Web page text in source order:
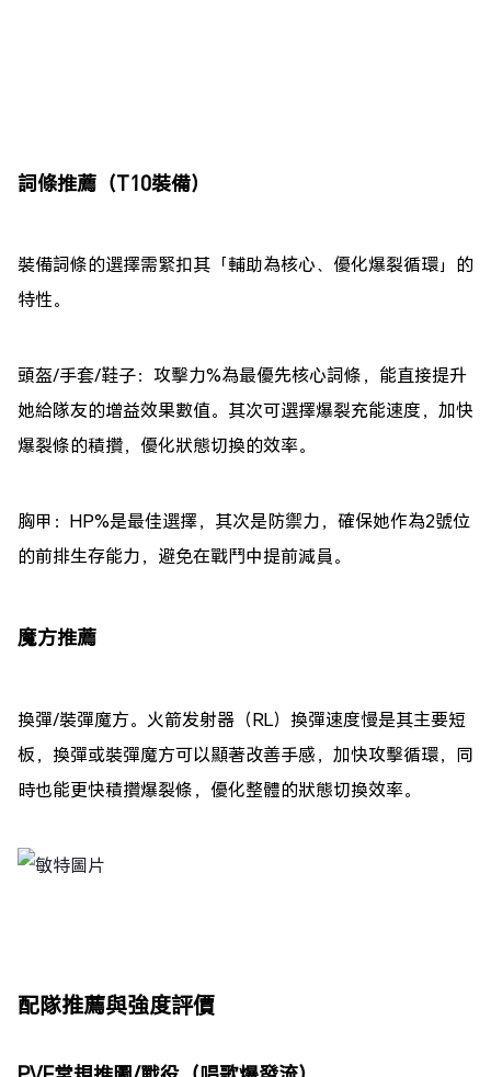
詞條推薦（T10裝備）
裝備詞條的選擇需緊扣其「輔助為核心、優化爆裂循環」的
特性。
頭盔/手套/鞋子：攻擊力%為最優先核心詞條，能直接提升
她給隊友的增益效果數值。其次可選擇爆裂充能速度，加快
爆裂條的積攢，優化狀態切換的效率。
胸甲：HP%是最佳選擇，其次是防禦力，確保她作為2號位
的前排生存能力，避免在戰鬥中提前減員。
魔方推薦
換彈/裝彈魔方。火箭发射器（RL）換彈速度慢是其主要短
板，換彈或裝彈魔方可以顯著改善手感，加快攻擊循環，同
時也能更快積攢爆裂條，優化整體的狀態切換效率。
配隊推薦與強度評價